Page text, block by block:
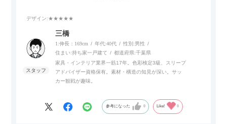
また、補助テーブルとして使用可能なスライドテーブルや収納
内部にもプリンターなどが置けるスライド棚板がついているの
でテレビ台以外にもオフィスなどでの収納家具やリビングでの
サイドボードとして多目的な用途に対応しています。
また、扉は横方向へのスライド式となっているので開閉時のス
ペースを最小限に抑えられ、省スペースでご利用いただけるの
デザイン:★★★★★
三橋
1:伸長：169cm 年代:40代 性別:男性
住まい:持ち家一戸建て 都道府県:千葉県
家具・インテリア業界一筋17年。色彩検定3級、スリープ
アドバイザー資格保有。素材・構造の知見が深い。サッ
カー観戦が趣味。
参考になった 0 Like! 0